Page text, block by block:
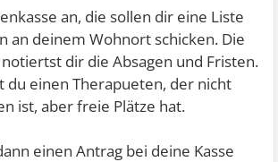
an, die sollen dir eine Liste
an deinem Wohnort schicken. Die
dir die Absagen und Fristen.
du einen Therapueten, der nicht
ist, aber freie Plätze hat.
einen Antrag bei deine Kasse